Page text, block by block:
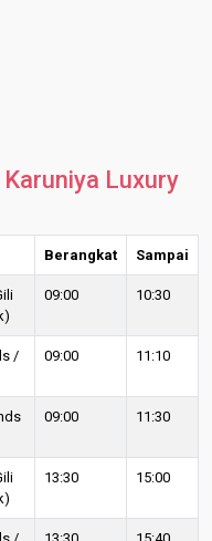
Karuniya Luxury
Berangkat Sampai
09:00 10:30
/
09:00 11:10
09:00 11:30
13:30 15:00